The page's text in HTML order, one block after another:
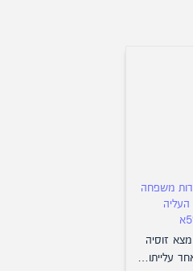
משפחה
זוסיה
עלייתו…